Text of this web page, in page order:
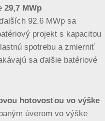
29,7 MWp
92,6 MWp sa
projekt s kapacitou
spotrebu a zmierniť
sa ďalšie batériové
hotovosťou vo výške
úverom vo výške